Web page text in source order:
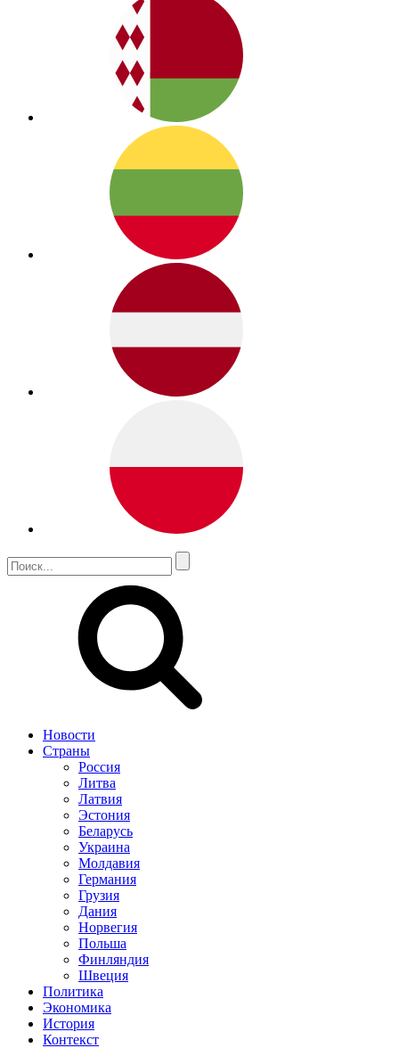
Новости
Страны
Россия
Литва
Латвия
Эстония
Беларусь
Украина
Молдавия
Германия
Грузия
Дания
Норвегия
Польша
Финляндия
Швеция
Политика
Экономика
История
Контекст